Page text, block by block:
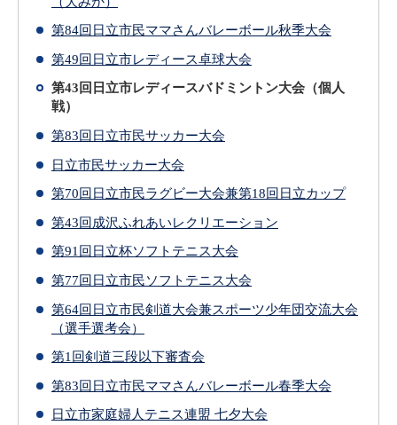
第84回日立市民ママさんバレーボール秋季大会
第49回日立市レディース卓球大会
第43回日立市レディースバドミントン大会（個人
戦）
第83回日立市民サッカー大会
日立市民サッカー大会
第70回日立市民ラグビー大会兼第18回日立カップ
第43回成沢ふれあいレクリエーション
第91回日立杯ソフトテニス大会
第77回日立市民ソフトテニス大会
第64回日立市民剣道大会兼スポーツ少年団交流大会
（選手選考会）
第1回剣道三段以下審査会
第83回日立市民ママさんバレーボール春季大会
日立市家庭婦人テニス連盟 七夕大会